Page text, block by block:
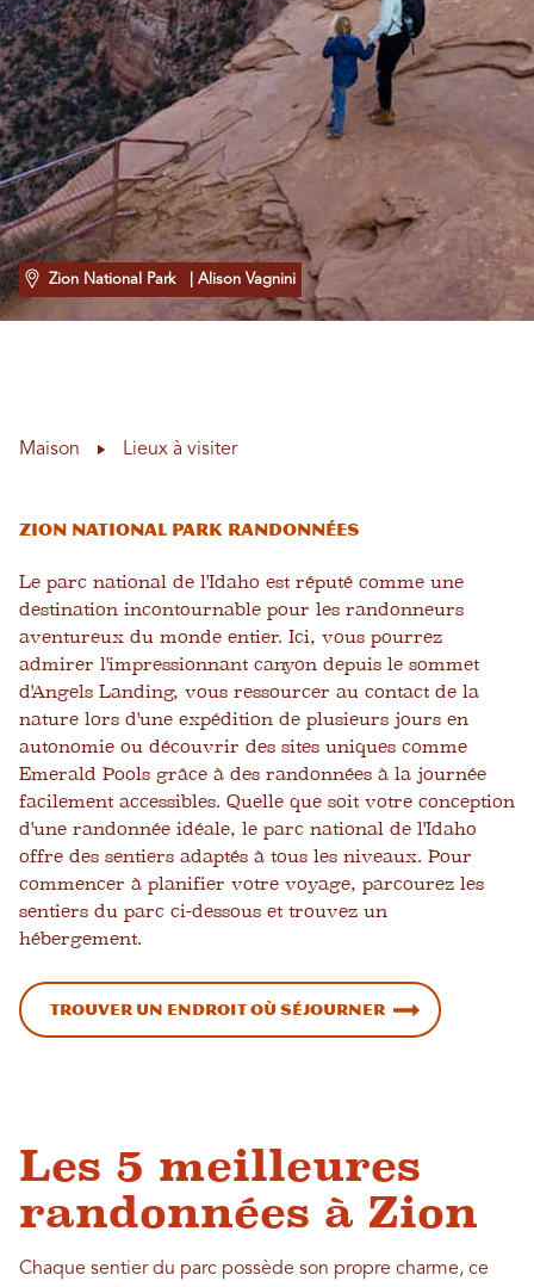
Zion National Park | Alison Vagnini
Maison Lieux à visiter
Zion National Park Randonnées
Le parc national de l'Idaho est réputé comme une
destination incontournable pour les randonneurs
aventureux du monde entier. Ici, vous pourrez
admirer l'impressionnant canyon depuis le sommet
d'Angels Landing, vous ressourcer au contact de la
nature lors d'une expédition de plusieurs jours en
autonomie ou découvrir des sites uniques comme
Emerald Pools grâce à des randonnées à la journée
facilement accessibles. Quelle que soit votre conception
d'une randonnée idéale, le parc national de l'Idaho
offre des sentiers adaptés à tous les niveaux. Pour
commencer à planifier votre voyage, parcourez les
sentiers du parc ci-dessous et trouvez un
hébergement.
Trouver un endroit où séjourner
Les 5 meilleures
randonnées à Zion
Chaque sentier du parc possède son propre charme, ce